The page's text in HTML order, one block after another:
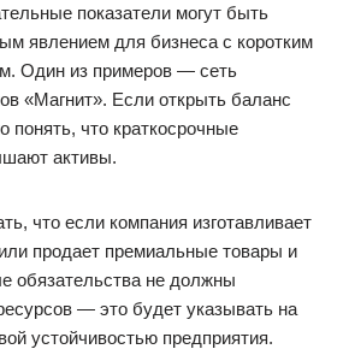
показатели могут быть
явлением для бизнеса с коротким
Один из примеров — сеть
«Магнит». Если открыть баланс
понять, что краткосрочные
активы.
что если компания изготавливает
продает премиальные товары и
обязательства не должны
— это будет указывать на
устойчивостью предприятия.